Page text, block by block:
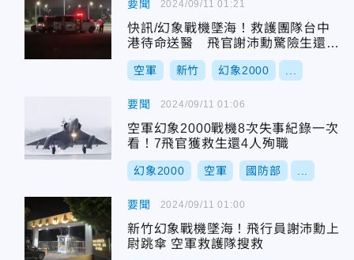
要聞
快訊/幻象戰機墜海！救護團隊台中
港待命送醫 飛官謝沛勳驚險生還與
妻小團聚
空軍 新竹 幻象2000
2024/09/11 01:21
要聞
空軍幻象2000戰機8次失事紀錄一次
看！7飛官獲救生還4人殉職
幻象2000 空軍 國防部
2024/09/11 01:06
要聞
新竹幻象戰機墜海！飛行員謝沛勳上
尉跳傘 空軍救護隊搜救
2024/09/11 01:00